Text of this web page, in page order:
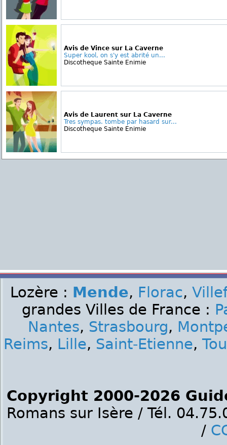
Avis de Vince sur La Caverne
Super kool, on s'y est abrité un...
Discotheque Sainte Enimie
Avis de Laurent sur La Caverne
Tres sympas. tombe par hasard sur...
Discotheque Sainte Enimie
Lozère : Mende, Florac,
grandes Villes de France :
Nantes, Strasbourg,
Reims, Lille, Saint-Etienne,
Copyright 2000-2026
Romans sur Isère / Tél.
/